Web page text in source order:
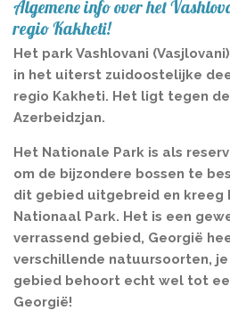
Algemene info over het
regio Kakheti!
Het park Vashlovani
in het uiterst zuidoostelijke
regio Kakheti. Het ligt tegen
Azerbeidzjan.
Het Nationale Park is als
om de bijzondere bossen te
dit gebied uitgebreid en kreeg
Nationaal Park. Het is een
verrassend gebied, Georgië
verschillende natuursoorten,
gebied behoort echt wel tot
Georgië!